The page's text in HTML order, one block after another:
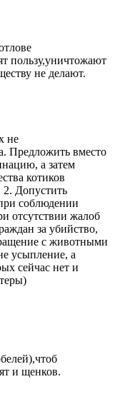
пользу,уничтожают
не делают.
не
Предложить вместо
а затем
котиков
Допустить
соблюдении
отсутствии жалоб
за убийство,
с животными
усыпление, а
сейчас нет и
и щенков.